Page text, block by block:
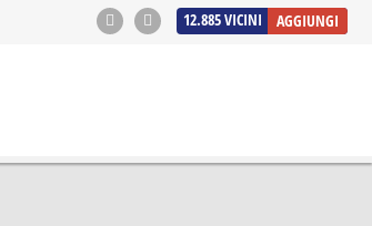
12.885VICINI AGGIUNGI